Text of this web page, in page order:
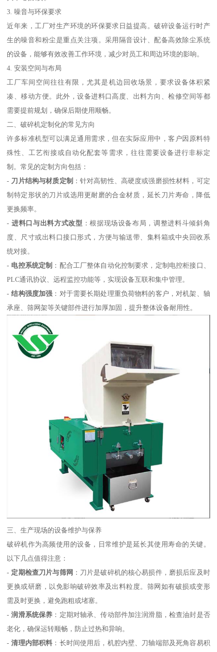
3. 噪音与环保要求
近年来，工厂对生产环境的环保要求日益提高。破碎设备运行时产
生的噪音和粉尘是重点关注项。采用隔音设计、配备高效除尘系统
的设备，能够有效改善工作环境，减少对员工和周边环境的影响。
4. 安装空间与布局
工厂车间空间往往有限，尤其是机边回收场景，要求设备体积紧
凑、移动方便。此外，设备进料口高度、出料方向、检修空间等都
需要提前规划，确保后期使用顺畅。
二、破碎机定制化的常见方向
许多标准机型可以满足通用需求，但在实际应用中，客户因原料特
殊性、工艺衔接或自动化配套等需求，往往需要设备进行非标定
制。常见的定制方向包括：
- 刀片结构与材质定制 ：针对高韧性、高硬度或强磨损性材料，可定
制特定形状的刀片或选用更耐磨的合金材质，延长刀片寿命，降低
更换频率。
- 进料口与出料方式改型 ：根据现场设备布局，调整进料斗倾斜角
度、尺寸或出料口接口形式，方便与输送带、集料箱或中央回收系
统对接。
- 电控系统定制 ：配合工厂整体自动化控制要求，定制电控柜接口、
PLC通讯协议、远程监控功能等，实现设备互联和集中管理。
-结构强度加强 ：对于需要长期处理重负荷物料的客户，对机架、轴
承座、筛网架等关键部件进行加厚加固，提升整体设备耐用性。
三、生产现场的设备维护与保养
破碎机作为高频使用的设备，日常维护是延长其使用寿命的关键。
以下几点值得注意：
- 定期检查刀片与筛网 ：刀片是破碎机的核心易损件，磨损后应及时
更换或研磨，以免影响破碎效率及出料粒度。筛网如有破损或变形
需及时更换，避免跑粗或堵塞。
-润滑系统保养 ：定期对轴承、传动部件加注润滑脂，检查油封是否
老化，确保运转顺畅，防止过热和异响。
-清理内部积料 ：长时间使用后，机腔内壁、刀轴端部及死角容易积